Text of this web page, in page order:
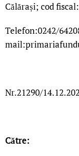
Călărași; cod
Telefon:0242/
Nr.21290/
Către: